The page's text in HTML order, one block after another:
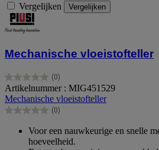
Vergelijken Vergelijken
Mechanische vloeistofteller
(0)
0.0
van
de
5
Artikelnummer : MIG451529
Mechanische vloeistofteller
(0)
0.0
Voor een nauwkeurige en snelle
hoeveelheid.